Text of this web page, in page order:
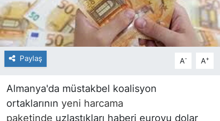
Paylaş A- A+
Almanya'da müstakbel koalisyon
ortaklarının yeni harcama
paketinde uzlaştıkları haberi euroyu dolar